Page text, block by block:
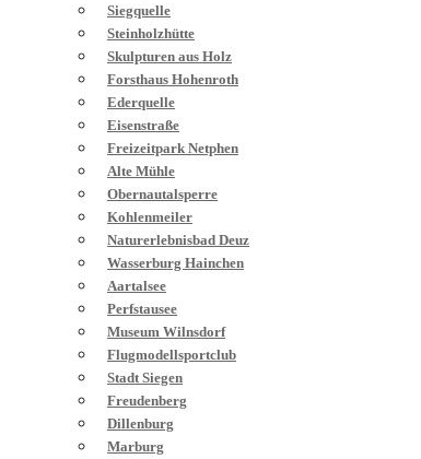
Siegquelle
Steinholzhütte
Skulpturen aus Holz
Forsthaus Hohenroth
Ederquelle
Eisenstraße
Freizeitpark Netphen
Alte Mühle
Obernautalsperre
Kohlenmeiler
Naturerlebnisbad Deuz
Wasserburg Hainchen
Aartalsee
Perfstausee
Museum Wilnsdorf
Flugmodellsportclub
Stadt Siegen
Freudenberg
Dillenburg
Marburg